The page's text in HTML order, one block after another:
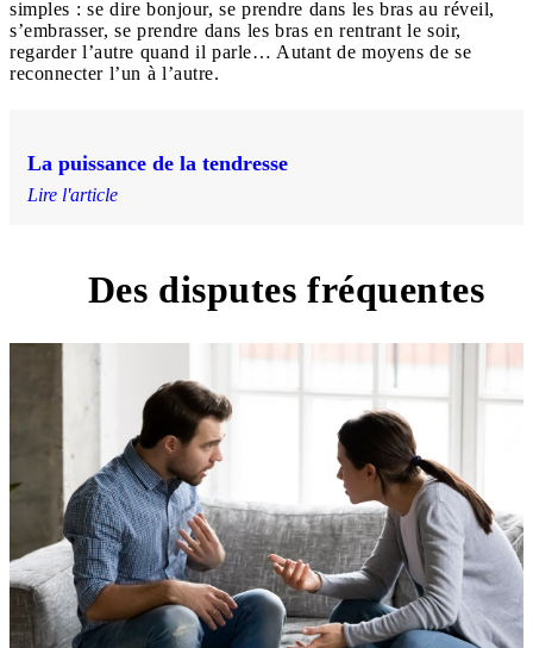
simples : se dire bonjour, se prendre dans les bras au réveil,
s’embrasser, se prendre dans les bras en rentrant le soir,
regarder l’autre quand il parle… Autant de moyens de se
reconnecter l’un à l’autre.
La puissance de la tendresse
Lire l'article
Des disputes fréquentes